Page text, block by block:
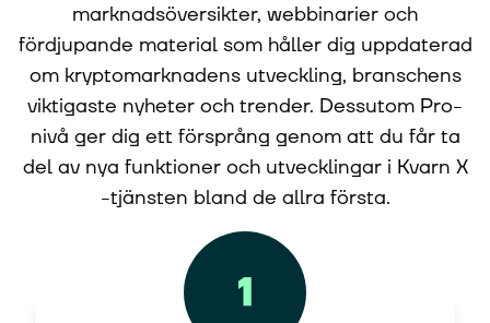
marknadsöversikter, webbinarier och
fördjupande material som håller dig uppdaterad
om kryptomarknadens utveckling, branschens
viktigaste nyheter och trender. Dessutom Pro-
nivå ger dig ett försprång genom att du får ta
del av nya funktioner och utvecklingar i Kvarn X
-tjänsten bland de allra första.